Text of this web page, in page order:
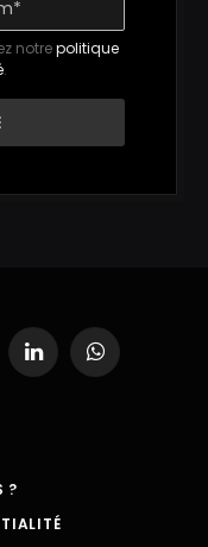
notrepolitique
.
LinkedInWhatsApp
?